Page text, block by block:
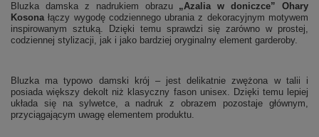
Bluzka damska z nadrukiem obrazu „Azalia w doniczce” Ohary
Kosonałączy wygodę codziennego ubrania z dekoracyjnym motywem
inspirowanym sztuką. Dzięki temu sprawdzi się zarówno w prostej,
codziennej stylizacji, jak i jako bardziej oryginalny element garderoby.
Bluzka ma typowo damski krój – jest delikatnie zwężona w talii i
posiada większy dekolt niż klasyczny fason unisex. Dzięki temu lepiej
układa się na sylwetce, a nadruk z obrazem pozostaje głównym,
przyciągającym uwagę elementem produktu.